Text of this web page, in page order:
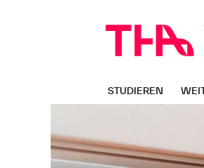
überspringen
STUDIEREN